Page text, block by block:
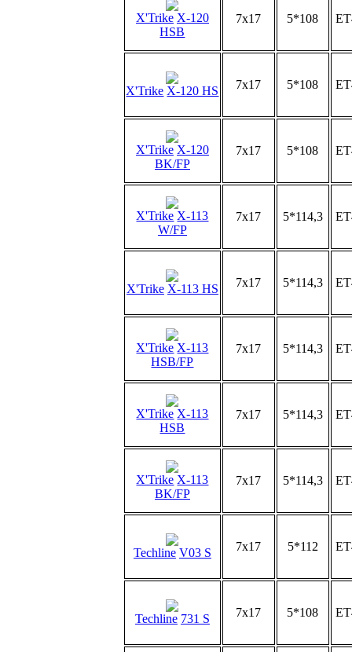
X'Trike X-120
HSB
7x17 5*108
X'Trike X-120 HS 7x17 5*108
X'Trike X-120
BK/FP
7x17 5*108
X'Trike X-113
W/FP
7x17 5*114,3
X'Trike X-113 HS 7x17 5*114,3
X'Trike X-113
HSB/FP
7x17 5*114,3
X'Trike X-113
HSB
7x17 5*114,3
X'Trike X-113
BK/FP
7x17 5*114,3
Techline V03 S 7x17 5*112
Techline 731 S 7x17 5*108